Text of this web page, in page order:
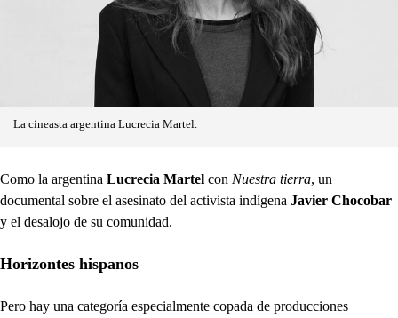
La cineasta argentina Lucrecia Martel.
Como la argentina Lucrecia Martel con Nuestra tierra, un
documental sobre el asesinato del activista indígena Javier Chocobar
y el desalojo de su comunidad.
Horizontes hispanos
Pero hay una categoría especialmente copada de producciones